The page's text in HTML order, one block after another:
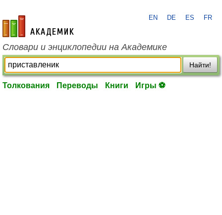
academic.ru
EN DE ES FR
Словари и энциклопедии на Академике
Найти!
Толкования Переводы Книги Игры ⚽